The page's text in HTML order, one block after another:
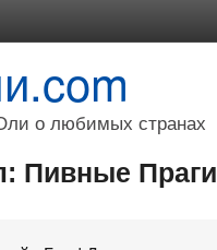
о любимых странах
Пивные Праги